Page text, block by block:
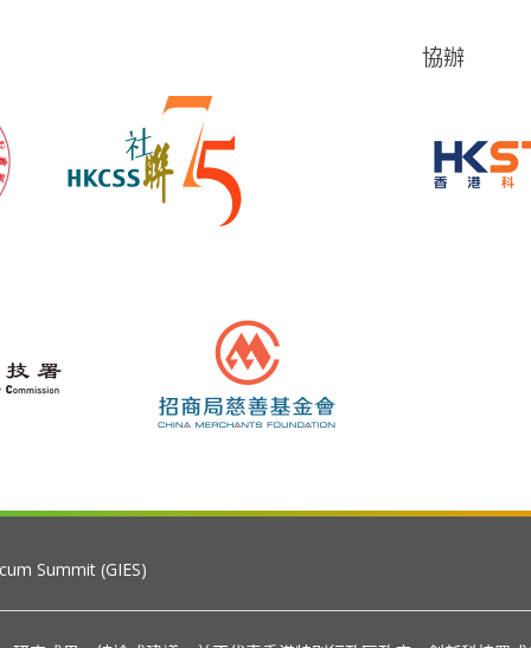
協辦
Summit (GIES)